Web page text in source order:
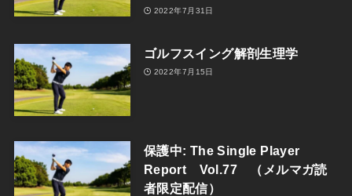
2022年7月31日
ゴルフスイング解剖生理学
2022年7月15日
保護中: The Single Player
Report Vol.77 （メルマガ読
者限定配信）